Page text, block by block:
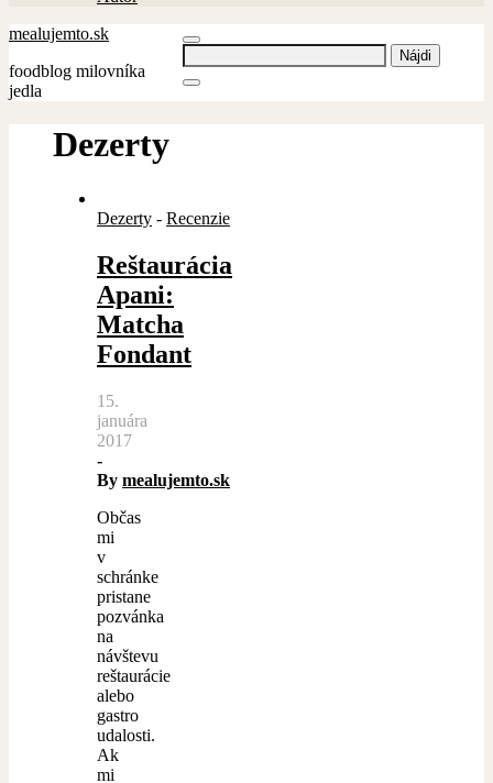
Hľadať:
mealujemto.sk
foodblog milovníka
jedla
Dezerty
Dezerty - Recenzie
Reštaurácia
Apani:
Matcha
Fondant
15.
januára
2017
-
By mealujemto.sk
Občas
mi
v
schránke
pristane
pozvánka
na
návštevu
reštaurácie
alebo
gastro
udalosti.
Ak
mi